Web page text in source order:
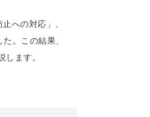
への対応」、
。この結果、
ます。